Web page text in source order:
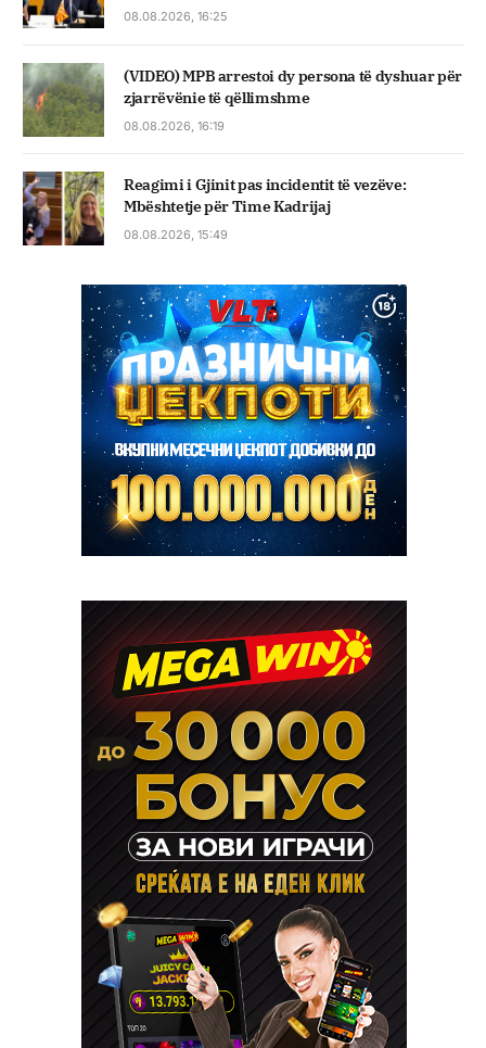
08.08.2026, 16:25
(VIDEO) MPB arrestoi dy persona të dyshuar për
zjarrëvënie të qëllimshme
08.08.2026, 16:19
Reagimi i Gjinit pas incidentit të vezëve:
Mbështetje për Time Kadrijaj
08.08.2026, 15:49